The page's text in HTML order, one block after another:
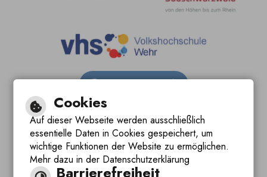
Barrierefreie Ansicht
Gebärdensprache
Cookies
Auf dieser Webseite werden ausschließlich
essentielle Daten in Cookies gespeichert, um
wichtige Funktionen der Website zu ermöglichen.
Mehr dazu in der Datenschutzerklärung
Barrierefreiheit